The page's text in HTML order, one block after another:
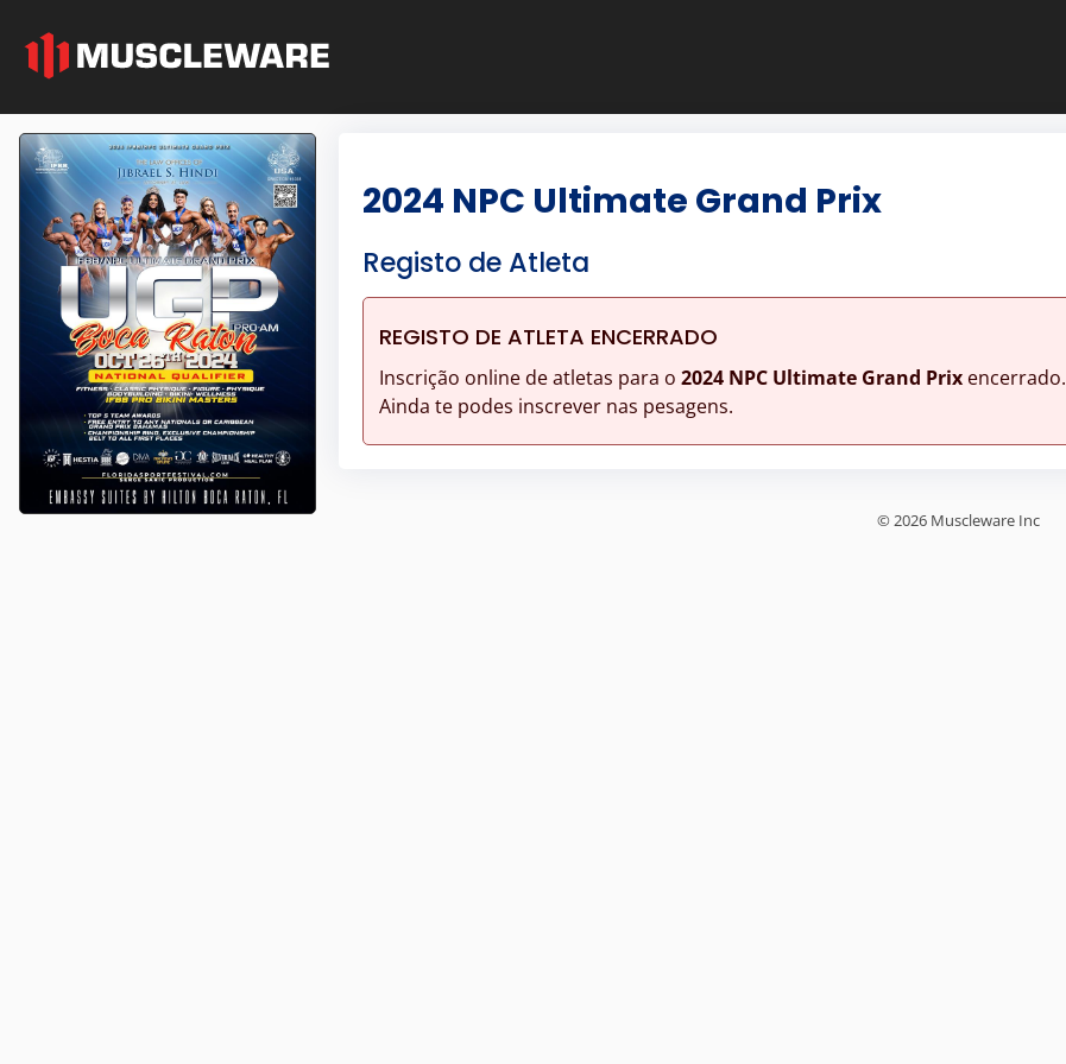
2024 NPC Ultimate Grand Prix
Registo de Atleta
REGISTO DE ATLETA ENCERRADO
Inscrição online de atletas para o 2024 NPC Ultimate Grand Prixencerrado.
Ainda te podes inscrever nas pesagens.
© 2026 Muscleware Inc